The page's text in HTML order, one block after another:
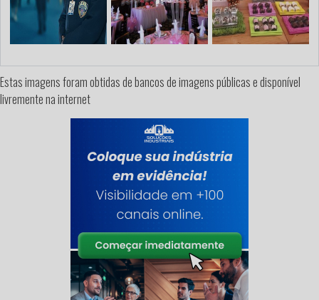
Estas imagens foram obtidas de bancos de imagens públicas e disponível
livremente na internet